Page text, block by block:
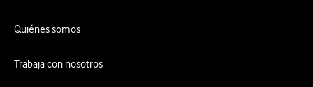
Quiénes somos
Trabaja con nosotros